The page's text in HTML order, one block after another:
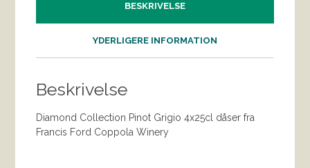
BESKRIVELSE
YDERLIGERE INFORMATION
Beskrivelse
Diamond Collection Pinot Grigio 4x25cl dåser fra
Francis Ford Coppola Winery